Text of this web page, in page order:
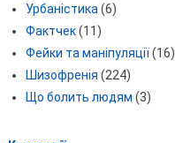
Урбаністика (6)
Фактчек(11)
Фейки та маніпуляції(16)
Шизофренія (224)
Що болить людям (3)